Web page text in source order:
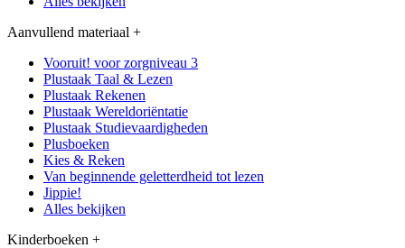
Aanvullend materiaal +
Vooruit! voor zorgniveau 3
Plustaak Taal & Lezen
Plustaak Rekenen
Plustaak Wereldoriëntatie
Plustaak Studievaardigheden
Plusboeken
Kies & Reken
Van beginnende geletterdheid tot lezen
Jippie!
Alles bekijken
Kinderboeken +